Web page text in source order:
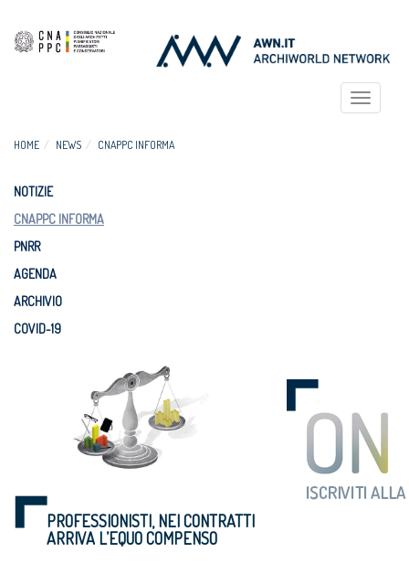
Toggle
HOME NEWS CNAPPC INFORMA
NOTIZIE
CNAPPC INFORMA
PNRR
AGENDA
ARCHIVIO
COVID-19
PROFESSIONISTI, NEI CONTRATTI
ARRIVA L’EQUO COMPENSO